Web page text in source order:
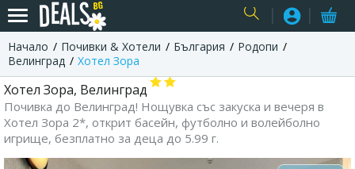
Начало Почивки & Хотели България
Родопи
Велинград
Хотел Зора
Хотел Зора, Велинград
Почивка до Велинград! Нощувка със закуска и вечеря в
Хотел Зора 2*, открит басейн, футболно и волейболно
игрище, безплатно за деца до 5.99 г.